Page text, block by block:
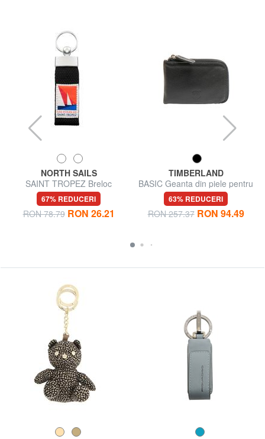
NORTH SAILS
SAINT TROPEZ Breloc
67% REDUCERI
RON 78.79 RON 26.21
TIMBERLAND
BASIC Geanta din piele pentru
chei cu fermoar
63% REDUCERI
RON 257.37 RON 94.49